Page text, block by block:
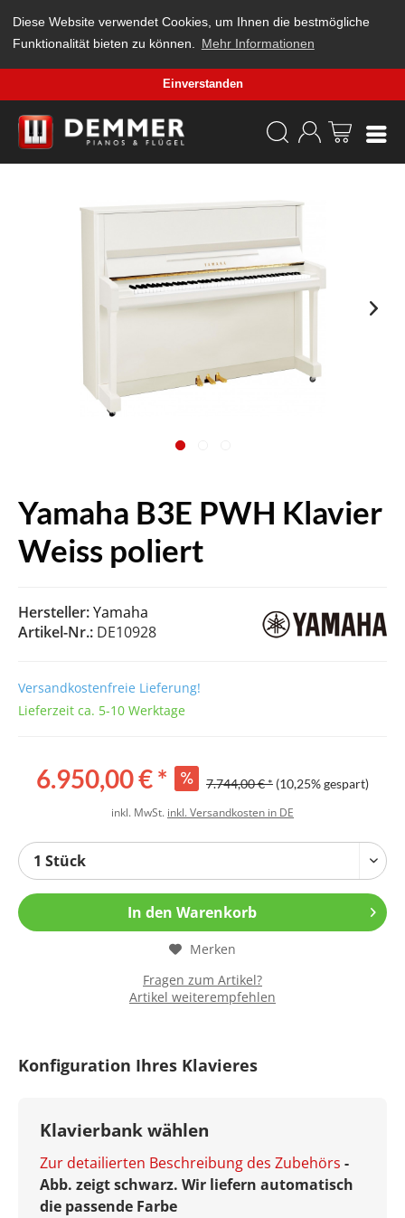
Diese Website verwendet Cookies, um Ihnen die bestmögliche
Funktionalität bieten zu können.
Mehr Informationen
Einverstanden
Yamaha B3E PWH Klavier
Weiss poliert
Hersteller:Yamaha
Artikel-Nr.: DE10928
Versandkostenfreie Lieferung!
Lieferzeit ca. 5-10 Werktage
6.950,00 € * 7.744,00 € * (10,25% gespart)
inkl. MwSt. inkl. Versandkosten in DE
In den Warenkorb
Merken
Fragen zum Artikel?
Artikel weiterempfehlen
Konfiguration Ihres Klavieres
Klavierbank wählen
Zur detailierten Beschreibung des Zubehörs -
Abb. zeigt schwarz. Wir liefern automatisch
die passende Farbe